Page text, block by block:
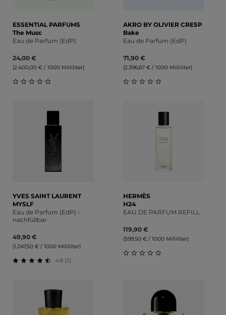
ESSENTIAL PARFUMS
The Musc
Eau de Parfum (EdP)
24,00 €
(2.400,00 € / 1000 Milliliter)
AKRO BY OLIVIER CRESP
Bake
Eau de Parfum (EdP)
71,90 €
(2.396,67 € / 1000 Milliliter)
YVES SAINT LAURENT
MYSLF
Eau de Parfum (EdP) -
nachfüllbar
49,90 €
(1.247,50 € / 1000 Milliliter)
4.8 (5)
HERMÈS
H24
EAU DE PARFUM REFILL
119,90 €
(599,50 € / 1000 Milliliter)